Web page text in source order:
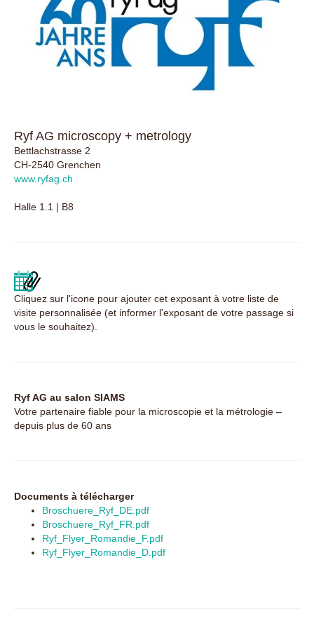
Ryf AG microscopy + metrology
Bettlachstrasse 2
CH-2540 Grenchen
www.ryfag.ch
Halle 1.1 | B8
Cliquez sur l'icone pour ajouter cet exposant à votre liste de
visite personnalisée (et informer l'exposant de votre passage si
vous le souhaitez).
Ryf AG au salon SIAMS
Votre partenaire fiable pour la microscopie et la métrologie –
depuis plus de 60 ans
Documents à télécharger
Broschuere_Ryf_DE.pdf
Broschuere_Ryf_FR.pdf
Ryf_Flyer_Romandie_F.pdf
Ryf_Flyer_Romandie_D.pdf